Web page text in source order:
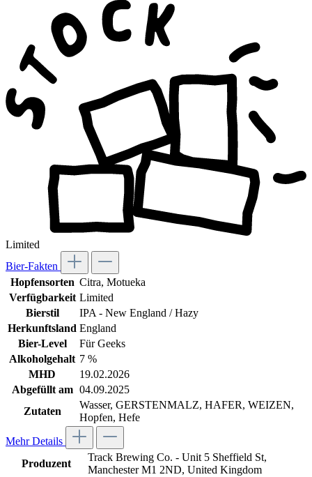
Limited
Bier-Fakten
Hopfensorten Citra, Motueka
Verfügbarkeit Limited
Bierstil
IPA - New England / Hazy
Herkunftsland England
Bier-Level
Für Geeks
Alkoholgehalt 7 %
MHD
19.02.2026
Abgefüllt am 04.09.2025
Zutaten
Wasser, GERSTENMALZ, HAFER, WEIZEN,
Hopfen, Hefe
Mehr Details
Produzent
Track Brewing Co. - Unit 5 Sheffield St,
Manchester M1 2ND, United Kingdom